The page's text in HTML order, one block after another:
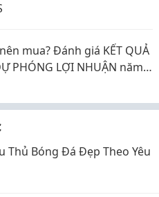
mua? Đánh giá KẾT QUẢ
PHÓNG LỢI NHUẬN năm
Thủ Bóng Đá Đẹp Theo Yêu